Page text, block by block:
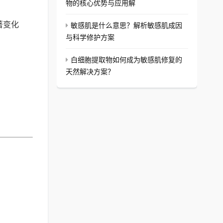
变化
物的核心优势与应用解
敏感肌是什么意思？解析敏感肌成因
与科学修护方案
白细胞提取物如何成为敏感肌修复的
天然解决方案？